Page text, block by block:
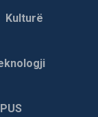
bën të ditur
vazhdojnë të
Kulturë